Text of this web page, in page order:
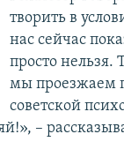
творить в
нас сейчас
просто нельзя.
мы проезжаем
советской
–